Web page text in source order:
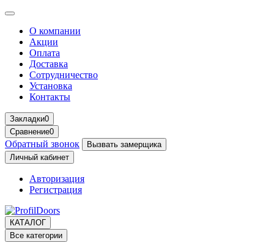
О компании
Акции
Оплата
Доставка
Сотрудничество
Установка
Контакты
Закладки0
Сравнение0
Обратный звонок
Вызвать замерщика
Личный кабинет
Авторизация
Регистрация
КАТАЛОГ
Все категории